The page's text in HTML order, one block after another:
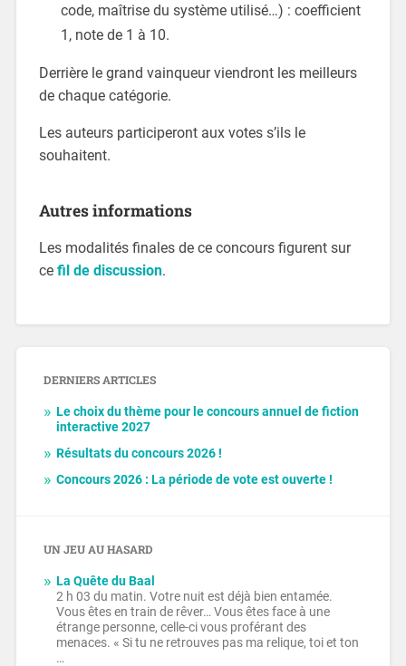
code, maîtrise du système utilisé…) : coefficient
1, note de 1 à 10.
Derrière le grand vainqueur viendront les meilleurs
de chaque catégorie.
Les auteurs participeront aux votes s’ils le
souhaitent.
Autres informations
Les modalités finales de ce concours figurent sur
ce fil de discussion.
DERNIERS ARTICLES
Le choix du thème pour le concours annuel de fiction
interactive 2027
Résultats du concours 2026 !
Concours 2026 : La période de vote est ouverte !
UN JEU AU HASARD
La Quête du Baal
2 h 03 du matin. Votre nuit est déjà bien entamée.
Vous êtes en train de rêver… Vous êtes face à une
étrange personne, celle-ci vous proférant des
menaces. « Si tu ne retrouves pas ma relique, toi et ton
…